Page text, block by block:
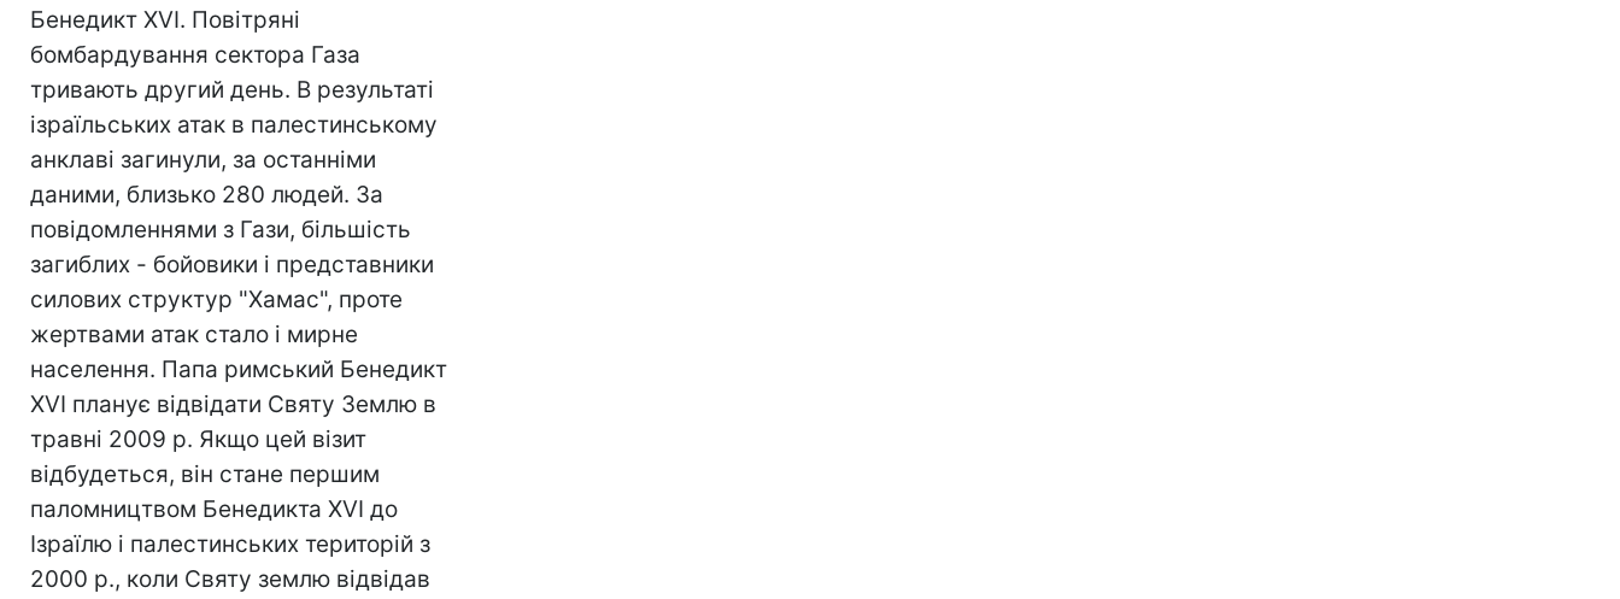
Бенедикт XVI. Повітряні
бомбардування сектора Газа
тривають другий день. В результаті
ізраїльських атак в палестинському
анклаві загинули, за останніми
даними, близько 280 людей. За
повідомленнями з Гази, більшість
загиблих - бойовики і представники
силових структур "Хамас", проте
жертвами атак стало і мирне
населення. Папа римський Бенедикт
XVI планує відвідати Святу Землю в
травні 2009 р. Якщо цей візит
відбудеться, він стане першим
паломництвом Бенедикта XVI до
Ізраїлю і палестинських територій з
2000 р., коли Святу землю відвідав